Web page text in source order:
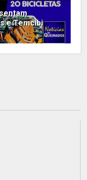
e Temcibi